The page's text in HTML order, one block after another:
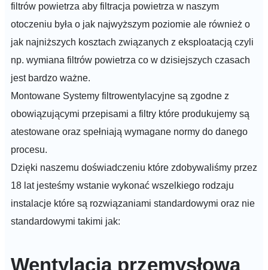
filtrów powietrza aby filtracja powietrza w naszym
otoczeniu była o jak najwyższym poziomie ale również o
jak najniższych kosztach związanych z eksploatacją czyli
np. wymiana filtrów powietrza co w dzisiejszych czasach
jest bardzo ważne.
Montowane Systemy filtrowentylacyjne są zgodne z
obowiązującymi przepisami a filtry które produkujemy są
atestowane oraz spełniają wymagane normy do danego
procesu.
Dzięki naszemu doświadczeniu które zdobywaliśmy przez
18 lat jesteśmy wstanie wykonać wszelkiego rodzaju
instalacje które są rozwiązaniami standardowymi oraz nie
standardowymi takimi jak:
Wentylacja przemysłowa